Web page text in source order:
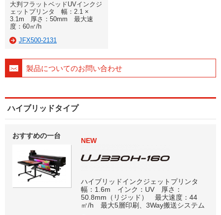
大判フラットベッドUVインクジ
ェットプリンタ 幅：2.1 ×
3.1m 厚さ：50mm 最大速
度：60㎡/h
JFX500-2131
製品についてのお問い合わせ
ハイブリッドタイプ
おすすめの一台
NEW
ハイブリッドインクジェットプリンタ
幅：1.6m インク：UV 厚さ：
50.8mm（リジッド） 最大速度：44
㎡/h 最大5層印刷、3Way搬送システム